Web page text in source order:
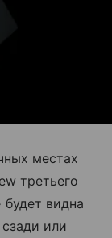
местах
третьего
видна
или